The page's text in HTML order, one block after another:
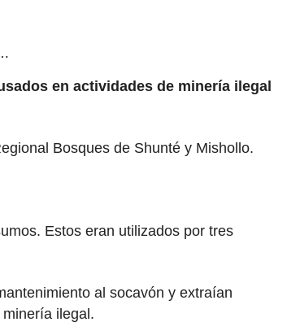
en actividades de minería ilegal
Bosques de Shunté y Mishollo.
Estos eran utilizados por tres
al socavón y extraían
ilegal.